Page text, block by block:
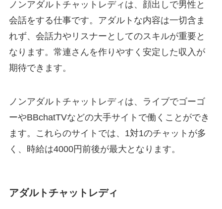
ノンアダルトチャットレディは、顔出しで男性と
会話をする仕事です。アダルトな内容は一切含ま
れず、会話力やリスナーとしてのスキルが重要と
なります。常連さんを作りやすく安定した収入が
期待できます。
ノンアダルトチャットレディは、ライブでゴーゴ
ーやBBchatTVなどの大手サイトで働くことができ
ます。これらのサイトでは、1対1のチャットが多
く、時給は4000円前後が最大となります。
アダルトチャットレディ